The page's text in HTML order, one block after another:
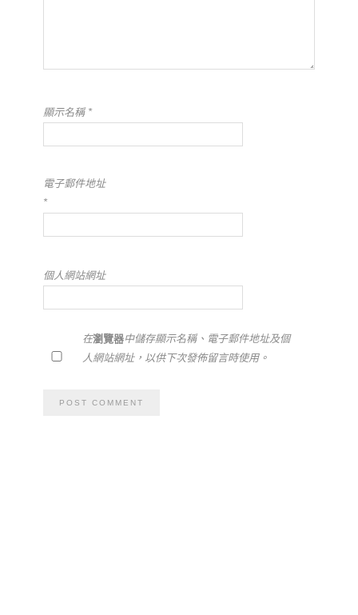
顯示名稱 *
電子郵件地址
*
個人網站網址
在瀏覽器中儲存顯示名稱、電子郵件地址及個
人網站網址，以供下次發佈留言時使用。